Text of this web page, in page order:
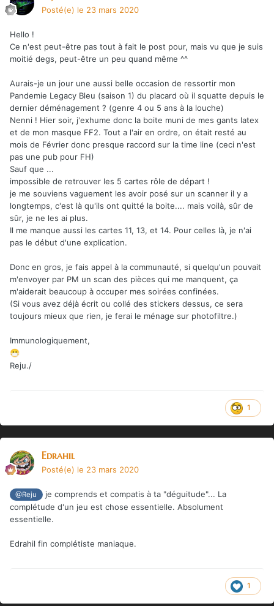
Posté(e) le 23 mars 2020
Hello !
Ce n'est peut-être pas tout à fait le post pour, mais vu que je suis
moitié degs, peut-être un peu quand même ^^
Aurais-je un jour une aussi belle occasion de ressortir mon
Pandemie Legacy Bleu (saison 1) du placard où il squatte depuis le
dernier déménagement ? (genre 4 ou 5 ans à la louche)
Nenni ! Hier soir, j'exhume donc la boite muni de mes gants latex
et de mon masque FF2. Tout a l'air en ordre, on était resté au
mois de Février donc presque raccord sur la time line (ceci n'est
pas une pub pour FH)
Sauf que ...
impossible de retrouver les 5 cartes rôle de départ !
je me souviens vaguement les avoir posé sur un scanner il y a
longtemps, c'est là qu'ils ont quitté la boite.... mais voilà, sûr de
sûr, je ne les ai plus.
Il me manque aussi les cartes 11, 13, et 14. Pour celles là, je n'ai
pas le début d'une explication.
Donc en gros, je fais appel à la communauté, si quelqu'un pouvait
m'envoyer par PM un scan des pièces qui me manquent, ça
m'aiderait beaucoup à occuper mes soirées confinées.
(Si vous avez déjà écrit ou collé des stickers dessus, ce sera
toujours mieux que rien, je ferai le ménage sur photofiltre.)
Immunologiquement,
😷
Reju./
1
Edrahil
Posté(e) le 23 mars 2020
@Reju
je comprends et compatis à ta "déguitude"... La
complétude d'un jeu est chose essentielle. Absolument
essentielle.
Edrahil fin complétiste maniaque.
1